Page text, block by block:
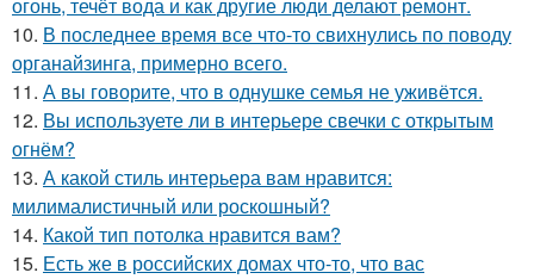
10. В последнее время все что-то свихнулись по поводу
органайзинга, примерно всего.
11. А вы говорите, что в однушке семья не уживётся.
12. Вы используете ли в интерьере свечки с открытым
огнём?
13. А какой стиль интерьера вам нравится:
милималистичный или роскошный?
14. Какой тип потолка нравится вам?
15. Есть же в российских домах что-то, что вас